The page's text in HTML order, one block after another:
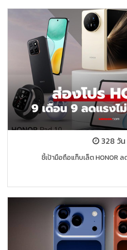
328 วัน
ชี้เป้ามือถือแท็บเล็ต HONOR